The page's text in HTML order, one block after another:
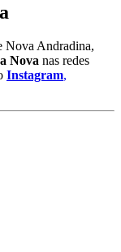
Nova Andradina,
Nova nas redes
Instagram,